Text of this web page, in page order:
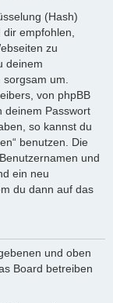
(Hash)
empfohlen,
zu
deinem
um.
von phpBB
deinem Passwort
so kannst du
benutzen. Die
und
ein neu
du dann auf das
und oben
Board betreiben